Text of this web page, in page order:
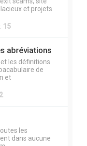
et projets
15
abréviations
les définitions
de
et
2
les
dans aucune